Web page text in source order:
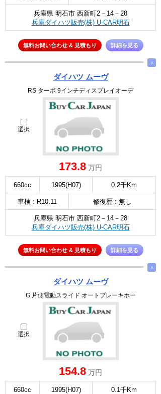
兵庫県 明石市 西新町2－14－28
兵庫ダイハツ販売(株) U-CAR明石
無料お問い合わせ & 見積もり 詳細を見る
∧
ダイハツ ムーヴ
RS ターボ 9インチディスプレイオーデ
選択
173.8 万円
660cc 1995(H07) 0.2千Km
車検 : R10.11 修復歴 : 無し
兵庫県 明石市 西新町2－14－28
兵庫ダイハツ販売(株) U-CAR明石
無料お問い合わせ & 見積もり 詳細を見る
∧
ダイハツ ムーヴ
G 片側電動スライド オートブレーキホー
選択
154.8 万円
660cc 1995(H07) 0.1千Km